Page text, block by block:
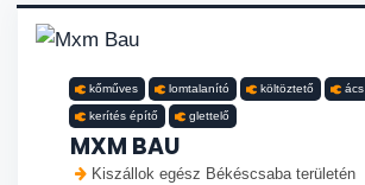
kőműves lomtalanító költöztető ács
kerítés építő glettelő
MXM BAU
Kiszállok egész Békéscsaba területén